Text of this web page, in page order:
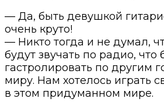
— Да, быть девушкой
очень круто!
— Никто тогда и не думал,
будут звучать по радио, что
гастролировать по другим
миру. Нам хотелось играть
в этом придуманном мире.